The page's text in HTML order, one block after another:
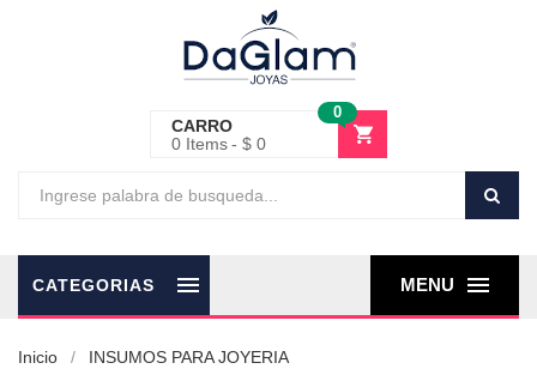
CARRO
0
0 Items $ 0
MENU
CATEGORIAS
Inicio
INSUMOS PARA JOYERIA